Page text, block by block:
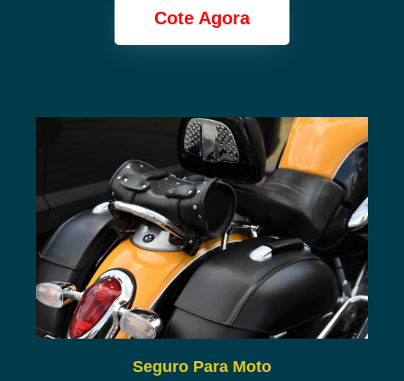
Cote Agora
Seguro Para Moto